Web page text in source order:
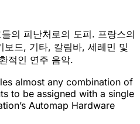
의 피난처로의 도피. 프랑스의
드, 기타, 칼림바, 세레민 및
적인 연주 음악.
almost any combination of
to be assigned with a single
Automap Hardware